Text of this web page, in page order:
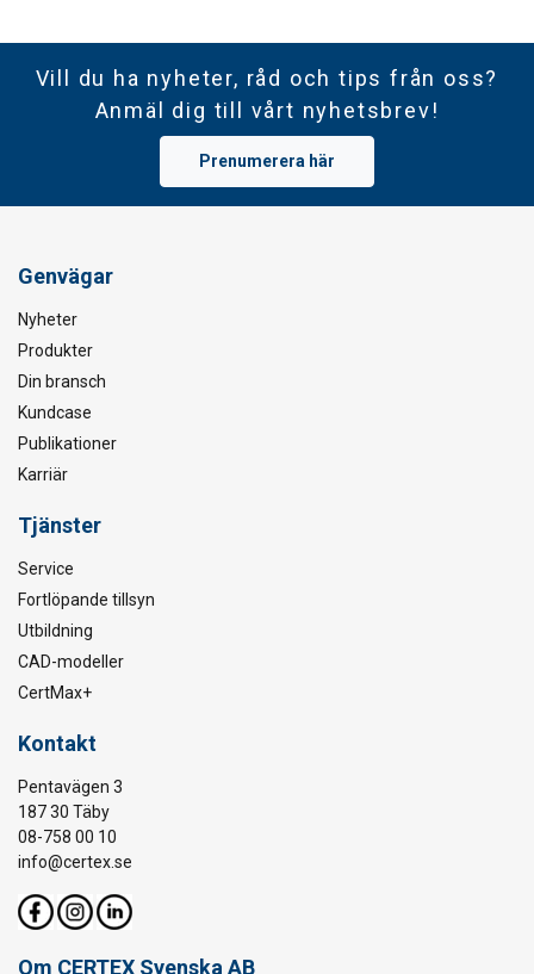
Vill du ha nyheter, råd och tips från oss?
Anmäl dig till vårt nyhetsbrev!
Prenumerera här
Genvägar
Nyheter
Produkter
Din bransch
Kundcase
Publikationer
Karriär
Tjänster
Service
Fortlöpande tillsyn
Utbildning
CAD-modeller
CertMax+
Kontakt
Pentavägen 3
187 30 Täby
08-758 00 10
info@certex.se
Om CERTEX Svenska AB